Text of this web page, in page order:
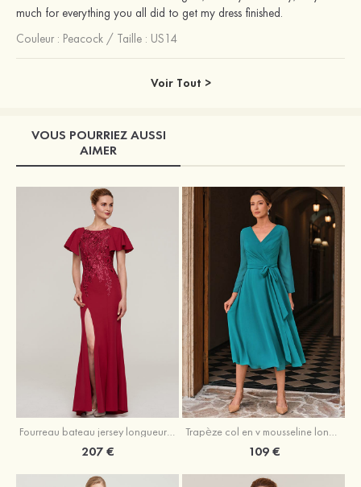
much for everything you all did to get my dress finished.
Couleur : Peacock / Taille : US14
Voir Tout >
VOUS POURRIEZ AUSSI
AIMER
207 € 109 €